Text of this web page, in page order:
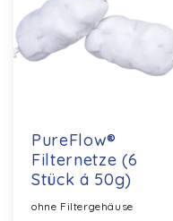
PureFlow®
Filternetze (6
Stück á 50g)
ohne Filtergehäuse